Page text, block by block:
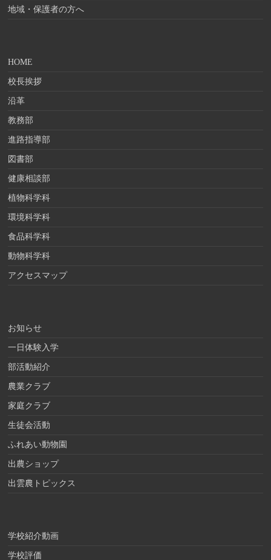
地域・保護者の方へ
HOME
校長挨拶
沿革
教務部
進路指導部
図書部
健康相談部
植物科学科
環境科学科
食品科学科
動物科学科
アクセスマップ
お知らせ
一日体験入学
部活動紹介
農業クラブ
家庭クラブ
生徒会活動
ふれあい動物園
出農ショップ
出雲農トピックス
学校紹介動画
学校評価